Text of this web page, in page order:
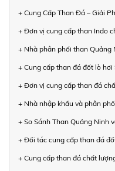
+ Cung Cấp Than Đá – Giải
+ Đơn vị cung cấp than Indo
+ Nhà phân phối than Quảng
+ Cung cấp than đá đốt lò
+ Đơn vị cung cấp than đá
+ Nhà nhập khẩu và phân
+ So Sánh Than Quảng Ninh
+ Đối tác cung cấp than đá
+ Cung cấp than đá chất